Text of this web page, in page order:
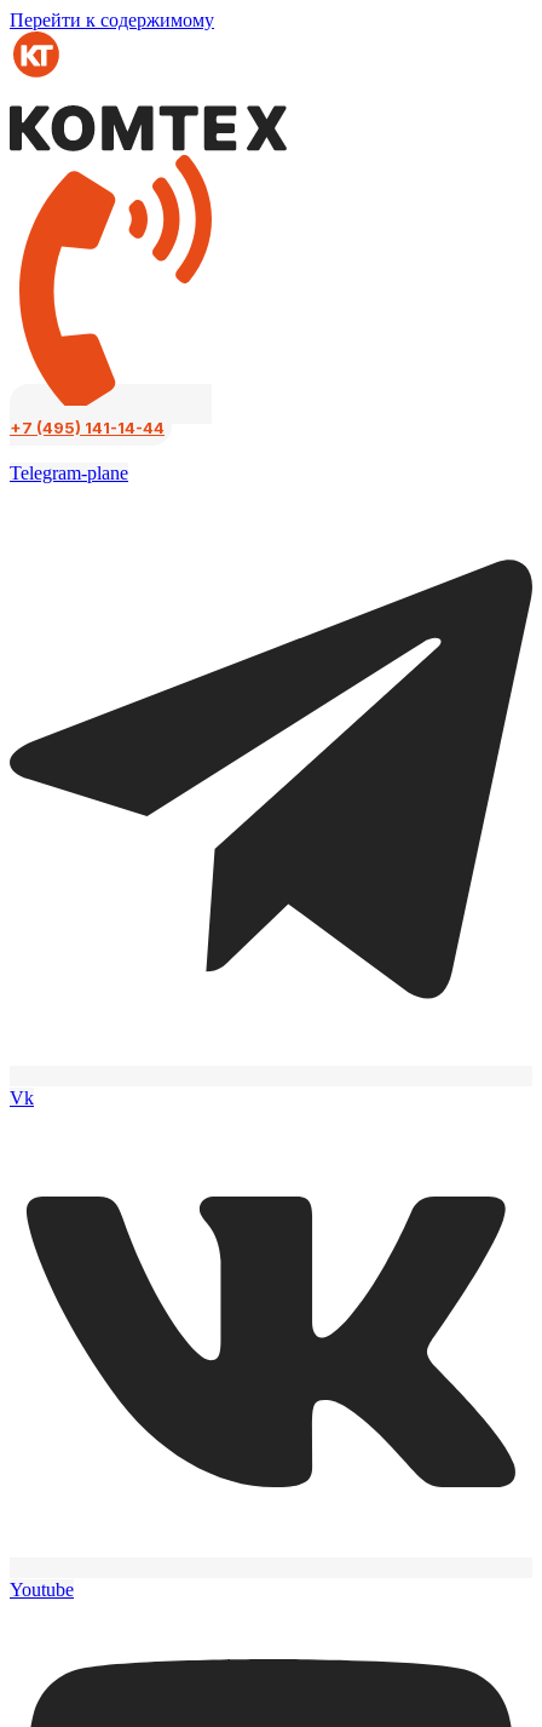
Перейти к содержимому
+7 (495) 141-14-44
Telegram-plane
Vk
Youtube